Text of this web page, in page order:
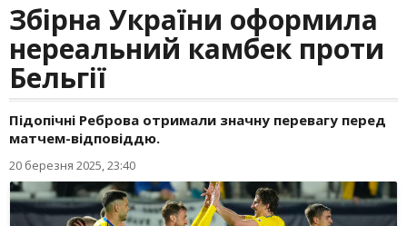
Збірна України оформила
нереальний камбек проти
Бельгії
Підопічні Реброва отримали значну перевагу перед
матчем-відповіддю.
20 березня 2025, 23:40